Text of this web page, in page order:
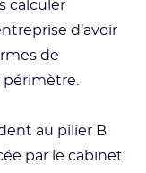
calculer
d’avoir
de
au pilier B
par le cabinet